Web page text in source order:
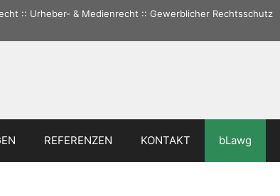
:: Urheber- & Medienrecht :: Gewerblicher Rechtsschutz
REFERENZEN KONTAKT bLawg